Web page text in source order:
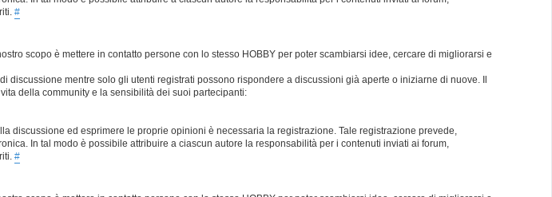
#
scopo è mettere in contatto persone con lo stesso HOBBY per poter scambiarsi idee, cercare di migliorarsi e
mentre solo gli utenti registrati possono rispondere a discussioni già aperte o iniziarne di nuove. Il
della community e la sensibilità dei suoi partecipanti:
discussione ed esprimere le proprie opinioni è necessaria la registrazione. Tale registrazione prevede,
In tal modo è possibile attribuire a ciascun autore la responsabilità per i contenuti inviati ai forum,
#